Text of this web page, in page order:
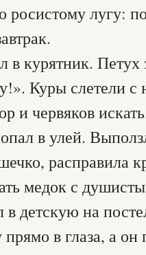
росистому лугу:
в курятник.
Куры слетели с
и червяков
в улей.
медок с
детскую на
в глаза, а он